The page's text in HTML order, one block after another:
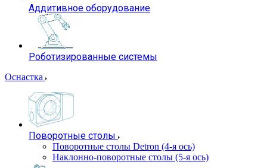
Аддитивное оборудование
Роботизированные системы
Оснастка
Поворотные столы
Поворотные столы Detron (4-я ось)
Наклонно-поворотные столы (5-я ось)